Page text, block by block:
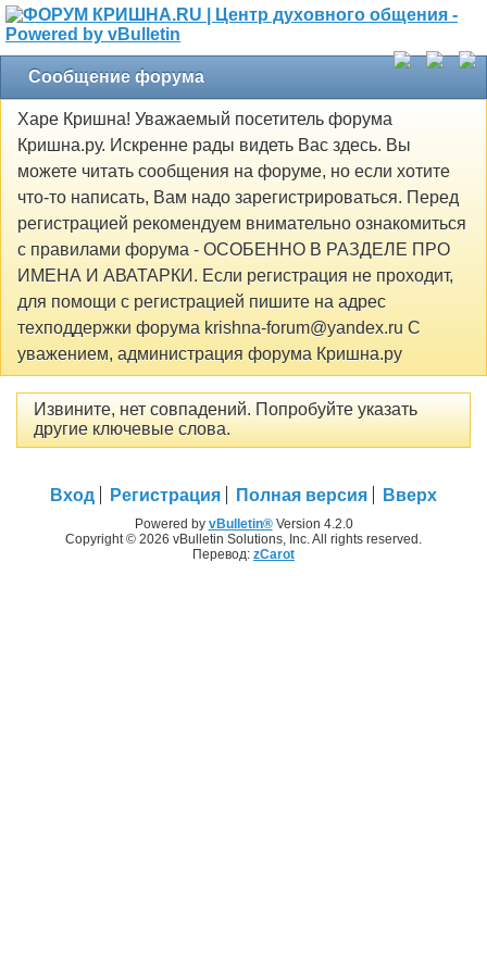
Сообщение форума
Харе Кришна! Уважаемый посетитель форума
Кришна.ру. Искренне рады видеть Вас здесь. Вы
можете читать сообщения на форуме, но если хотите
что-то написать, Вам надо зарегистрироваться. Перед
регистрацией рекомендуем внимательно ознакомиться
с правилами форума - ОСОБЕННО В РАЗДЕЛЕ ПРО
ИМЕНА И АВАТАРКИ. Если регистрация не проходит,
для помощи с регистрацией пишите на адрес
техподдержки форума krishna-forum@yandex.ru С
уважением, администрация форума Кришна.ру
Извините, нет совпадений. Попробуйте указать
другие ключевые слова.
Вход Регистрация Полная версия Вверх
Powered by vBulletin®Version 4.2.0
Copyright © 2026 vBulletin Solutions, Inc. All rights reserved.
Перевод: zCarot